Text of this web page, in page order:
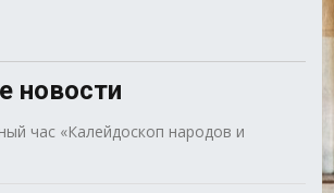
новости
час «Калейдоскоп народов и